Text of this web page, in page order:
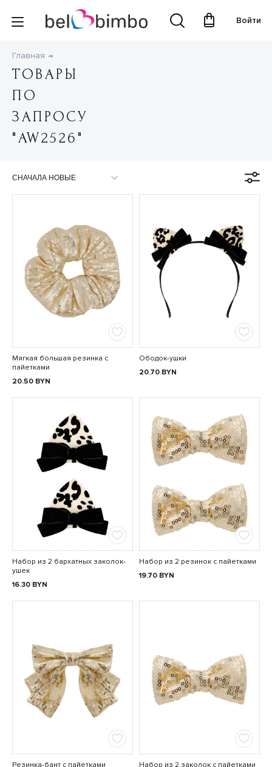
Войти
Главная
ТОВАРЫ
ПО
ЗАПРОСУ
"AW2526"
Мягкая большая резинка с
пайетками
20.50 BYN
Ободок-ушки
20.70 BYN
Набор из 2 бархатных заколок-
ушек
16.30 BYN
Набор из 2 резинок с пайетками
19.70 BYN
Резинка-бант с пайетками
Набор из 2 заколок с пайетками